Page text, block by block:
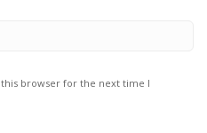
browser for the next time I